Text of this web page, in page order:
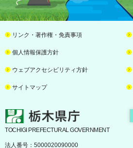
リンク・著作権・免責事項
個人情報保護方針
ウェブアクセシビリティ方針
サイトマップ
栃木県庁
TOCHIGI PREFECTURAL GOVERNMENT
法人番号：5000020090000